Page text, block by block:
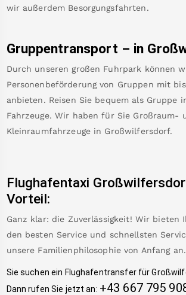
wir außerdem Besorgungsfahrten.
Gruppentransport – in
Durch unseren großen Fuhrpark können
Personenbeförderung von Gruppen mit
anbieten. Reisen Sie bequem als Gruppe
Fahrzeuge. Wir haben für Sie Großraum-
Kleinraumfahrzeuge in Großwilfersdorf.
Flughafentaxi
Vorteil:
Ganz klar: die Zuverlässigkeit! Wir bieten
den besten Service und schnellsten
unsere Familienphilosophie von Anfang an.
Sie suchen ein Flughafentransfer für
Dann rufen Sie jetzt an: +43 667 795